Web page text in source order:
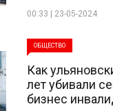
00:33 | 23-05-2024
ОБЩЕСТВО
Как
лет убивали
бизнес